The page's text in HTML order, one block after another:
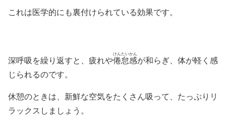
これは医学的にも裏付けられている効果です。
深呼吸を繰り返すと、疲れや倦怠感
けんたいかん
が和らぎ、体が軽く感
じられるのです。
休憩のときは、新鮮な空気をたくさん吸って、たっぷりリ
ラックスしましょう。